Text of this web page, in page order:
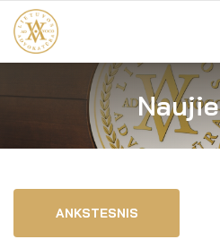
Visuotinis advokatų
Advokatų tarybos
Advokatų taryba
Komitetai
Savitarna
Savivaldos teisės
ANKSTESNIS